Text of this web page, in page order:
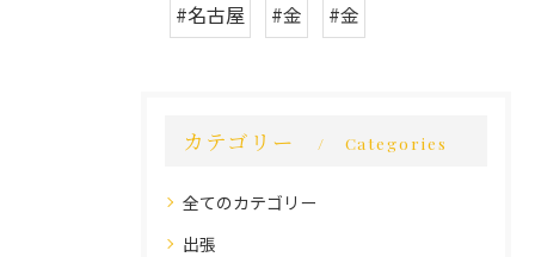
#名古屋 #金 #金
カテゴリー Categories
全てのカテゴリー
出張